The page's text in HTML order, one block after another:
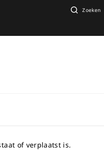
Zoeken
of verplaatst is.